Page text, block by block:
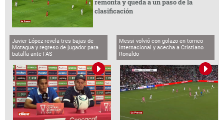
remonta y queda a un paso de la
clasificación
Javier López revela tres bajas de
Motagua y regreso de jugador para
batalla ante FAS
Messi volvió con golazo en torneo
internacional y acecha a Cristiano
Ronaldo